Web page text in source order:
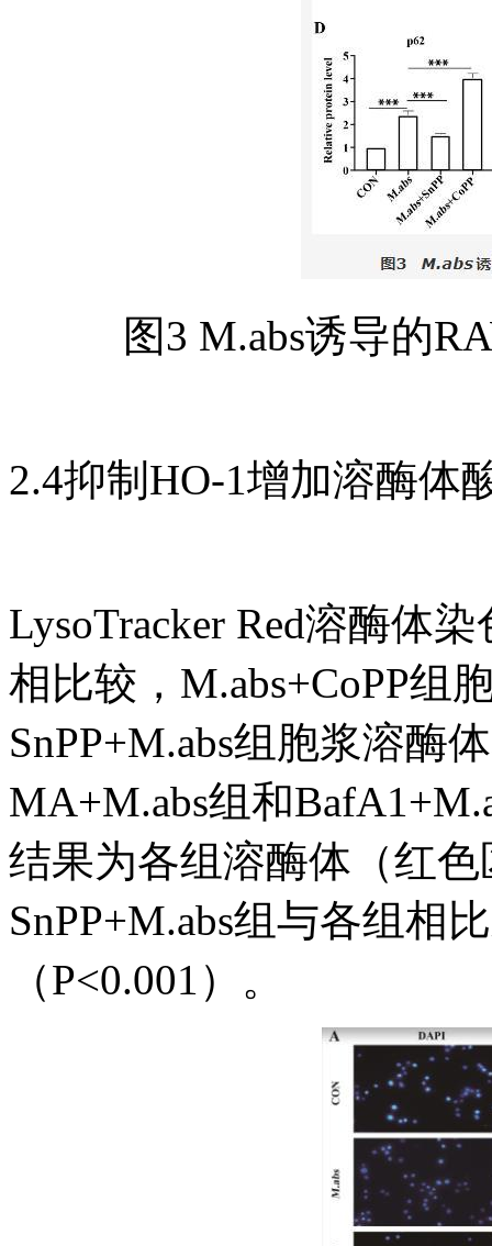
图3 M.abs诱导的
2.4抑制HO-1增加溶酶体
LysoTracker Red溶酶体
相比较，M.abs+CoPP组
SnPP+M.abs组胞浆溶酶
MA+M.abs组和
结果为各组溶酶体（红
SnPP+M.abs组与各组相
（P<0.001）。